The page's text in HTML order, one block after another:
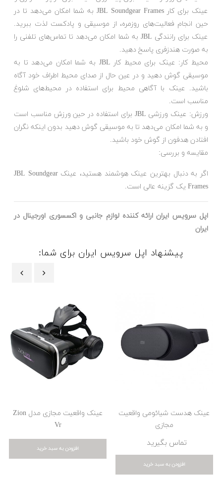
عینک برای کار JBL Soundgear Frames به شما امکان می‌دهد تا در
حین انجام فعالیت‌های روزمره، از موسیقی و پادکست لذت ببرید.
عینک برای رانندگی JBL به شما امکان می‌دهد تا تماس‌های تلفنی را
به صورت هندزفری پاسخ دهید.
محیط کار: عینک برای محیط کار JBL به شما امکان می‌دهد تا به
موسیقی گوش دهید و در عین حال از صدای محیط اطراف خود آگاه
باشید. عینک با آگاهی محیط برای استفاده در محیط‌های شلوغ
مناسب است.
ورزش: عینک ورزشی JBL برای استفاده در حین ورزش مناسب است
و به شما امکان می‌دهد تا به موسیقی گوش دهید بدون اینکه نگران
افتادن هدفون از گوش خود باشید.
مقایسه و بررسی:
اگر به دنبال بهترین عینک هوشمند هستید، عینک JBL Soundgear
Frames یک گزینه عالی است.
اپل سرویس ایران ارائه کننده لوازم جانبی و اکسسوری اورجینال در
ایران
پیشنهاد اپل سرویس ایران برای شما:
عینک هدست شیائومی واقعیت
مجازی
تماس بگیرید
افزودن به سبد خرید
عینک واقعیت مجازی مدل Zion
Vr
افزودن به سبد خرید